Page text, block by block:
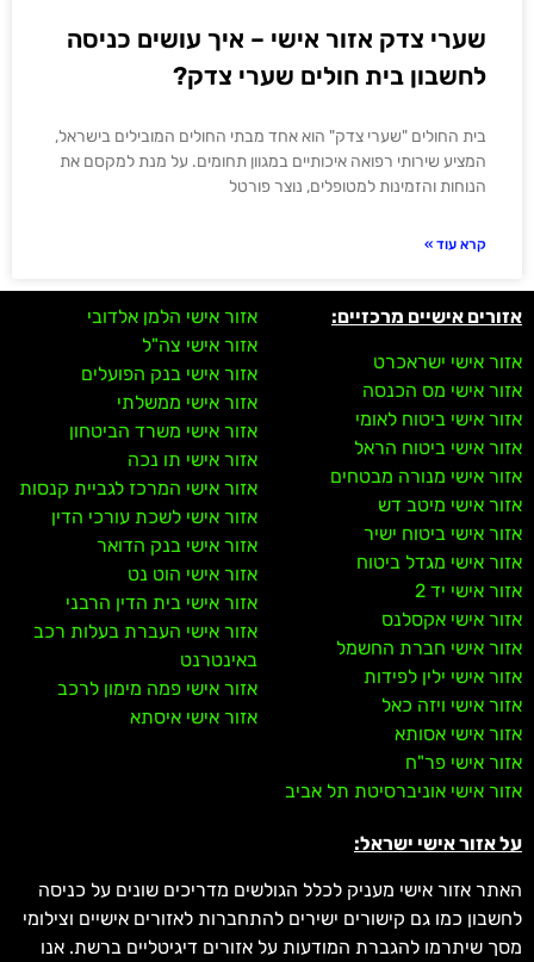
שערי צדק אזור אישי – איך עושים כניסה
לחשבון בית חולים שערי צדק?
בית החולים "שערי צדק" הוא אחד מבתי החולים המובילים בישראל,
המציע שירותי רפואה איכותיים במגוון תחומים. על מנת למקסם את
הנוחות והזמינות למטופלים, נוצר פורטל
קרא עוד »
אזורים אישיים מרכזיים:
אזור אישי ישראכרט
אזור אישי מס הכנסה
אזור אישי ביטוח לאומי
אזור אישי ביטוח הראל
אזור אישי מנורה מבטחים
אזור אישי מיטב דש
אזור אישי ביטוח ישיר
אזור אישי מגדל ביטוח
אזור אישי יד 2
אזור אישי אקסלנס
אזור אישי חברת החשמל
אזור אישי ילין לפידות
אזור אישי ויזה כאל
אזור אישי אסותא
אזור אישי פר"ח
אזור אישי אוניברסיטת תל אביב
אזור אישי הלמן אלדובי
אזור אישי צה"ל
אזור אישי בנק הפועלים
אזור אישי ממשלתי
אזור אישי משרד הביטחון
אזור אישי תו נכה
אזור אישי המרכז לגביית קנסות
אזור אישי לשכת עורכי הדין
אזור אישי בנק הדואר
אזור אישי הוט נט
אזור אישי בית הדין הרבני
אזור אישי העברת בעלות רכב
באינטרנט
אזור אישי פמה מימון לרכב
אזור אישי איסתא
על אזור אישי ישראל:
האתר אזור אישי מעניק לכלל הגולשים מדריכים שונים על כניסה
לחשבון כמו גם קישורים ישירים להתחברות לאזורים אישיים וצילומי
מסך שיתרמו להגברת המודעות על אזורים דיגיטליים ברשת. אנו